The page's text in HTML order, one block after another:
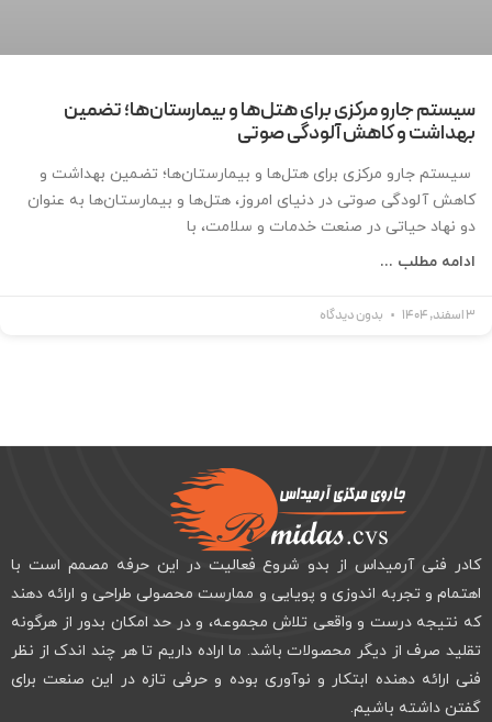
سیستم جارو مرکزی برای هتل‌ها و بیمارستان‌ها؛ تضمین
بهداشت و کاهش آلودگی صوتی
سیستم جارو مرکزی برای هتل‌ها و بیمارستان‌ها؛ تضمین بهداشت و
کاهش آلودگی صوتی در دنیای امروز، هتل‌ها و بیمارستان‌ها به عنوان
دو نهاد حیاتی در صنعت خدمات و سلامت، با
ادامه مطلب ...
3 اسفند, 1404 بدون دیدگاه
کادر فنی آرمیداس از بدو شروع فعالیت در این حرفه مصمم است با
اهتمام و تجربه اندوزی و پویایی و ممارست محصولی طراحی و ارائه دهند
که نتیجه درست و واقعی تلاش مجموعه، و در حد امکان بدور از هرگونه
تقلید صرف از دیگر محصولات باشد. ما اراده داریم تا هر چند اندک از نظر
فنی ارائه دهنده ابتکار و نوآوری بوده و حرفی تازه در این صنعت برای
گفتن داشته باشیم.